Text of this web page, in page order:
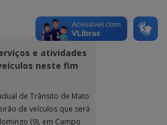
e atividades
neste fim
de Trânsito de Mato
de veículos que será
(9), em Campo